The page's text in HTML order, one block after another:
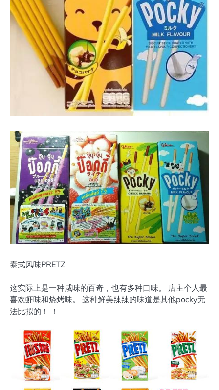
泰式风味PRETZ
这实际上是一种咸味的百奇，也有多种口味。 店主个人最
喜欢虾味和烧烤味。 这种鲜美辣辣的味道是其他pocky无
法比拟的！ ！